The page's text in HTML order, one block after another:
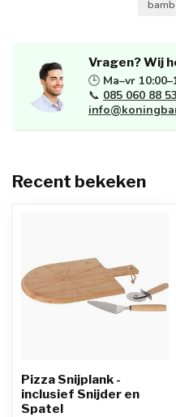
Vragen? Wij
🕒 Ma–vr
📞 085 060 88 53
Recent bekeken
Pizza Snijplank -
inclusief Snijder en
Spatel